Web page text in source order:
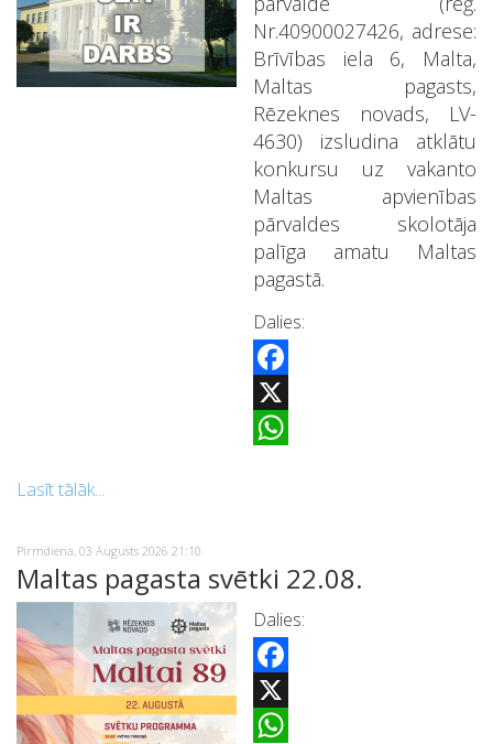
Nr.40900027426, adrese:
Brīvības iela 6, Malta,
Maltas pagasts,
Rēzeknes novads, LV-
4630) izsludina atklātu
konkursu uz vakanto
Maltas apvienības
pārvaldes skolotāja
palīga amatu Maltas
pagastā.
Dalies:
Facebook
X
Lasīt tālāk...
Pirmdiena, 03 Augusts 2026 21:10
Maltas pagasta svētki 22.08.
Dalies:
Facebook
X